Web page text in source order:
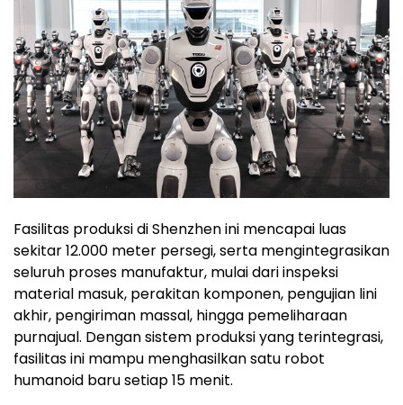
Fasilitas produksi di Shenzhen ini mencapai luas
sekitar 12.000 meter persegi, serta mengintegrasikan
seluruh proses manufaktur, mulai dari inspeksi
material masuk, perakitan komponen, pengujian lini
akhir, pengiriman massal, hingga pemeliharaan
purnajual. Dengan sistem produksi yang terintegrasi,
fasilitas ini mampu menghasilkan satu robot
humanoid baru setiap 15 menit.